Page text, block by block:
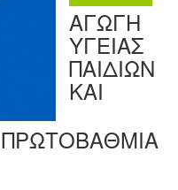
ΑΓΩΓΗ
ΥΓΕΙΑΣ
ΠΑΙΔΙΩΝ
ΚΑΙ